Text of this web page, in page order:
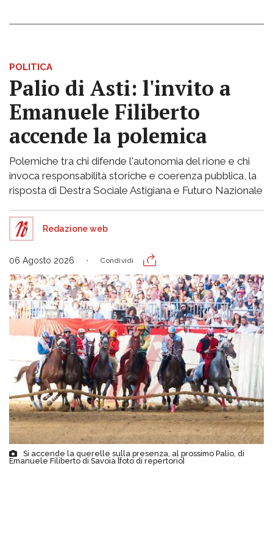
POLITICA
Palio di Asti: l'invito a
Emanuele Filiberto
accende la polemica
Polemiche tra chi difende l'autonomia del rione e chi
invoca responsabilità storiche e coerenza pubblica, la
risposta di Destra Sociale Astigiana e Futuro Nazionale
Redazione web
06 Agosto 2026 Condividi
Si accende la querelle sulla presenza, al prossimo Palio, di
Emanuele Filiberto di Savoia [foto di repertorio]